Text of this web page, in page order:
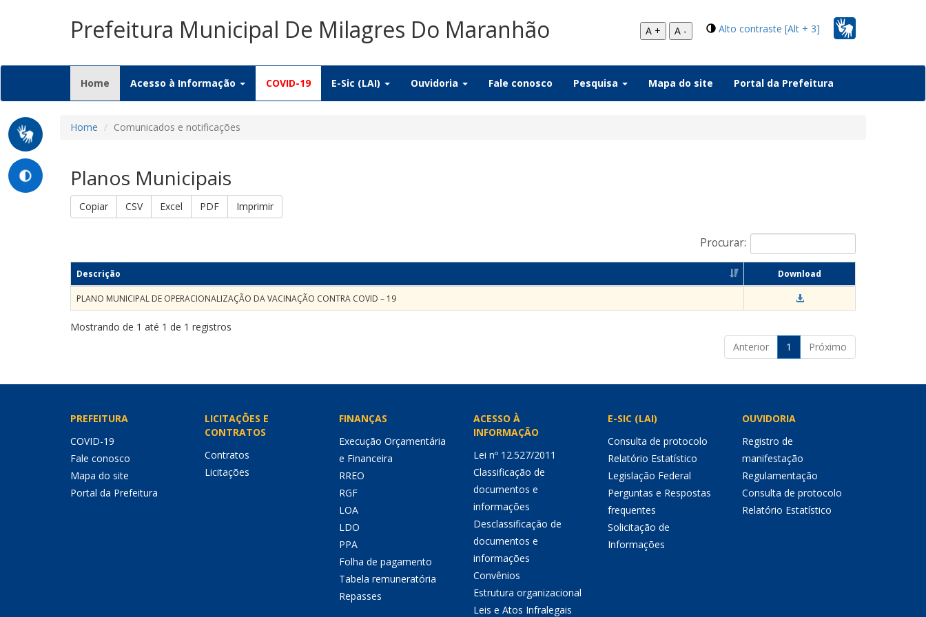
Prefeitura Municipal De Milagres Do Maranhão Alto contraste [Alt + 3]
A + A -
Home (current)
Acesso à Informação COVID-19 E-Sic (LAI) Ouvidoria Fale conosco Pesquisa Mapa do site Portal da Prefeitura
Home Comunicados e notificações
Planos Municipais
Copiar CSV Excel PDF Imprimir
Procurar:
Descrição Download
PLANO MUNICIPAL DE OPERACIONALIZAÇÃO DA VACINAÇÃO CONTRA COVID – 19
Mostrando de 1 até 1 de 1 registros
Anterior
1 Próximo
PREFEITURA
COVID-19
Fale conosco
Mapa do site
Portal da Prefeitura
LICITAÇÕES E
CONTRATOS
Contratos
Licitações
FINANÇAS
Execução Orçamentária
e Financeira
RREO
RGF
LOA
LDO
PPA
Folha de pagamento
Tabela remuneratória
Repasses
ACESSO À
INFORMAÇÃO
Lei nº 12.527/2011
Classificação de
documentos e
informações
Desclassificação de
documentos e
informações
Convênios
Estrutura organizacional
Leis e Atos Infralegais
E-SIC (LAI)
Consulta de protocolo
Relatório Estatístico
Legislação Federal
Perguntas e Respostas
frequentes
Solicitação de
Informações
OUVIDORIA
Registro de
manifestação
Regulamentação
Consulta de protocolo
Relatório Estatístico